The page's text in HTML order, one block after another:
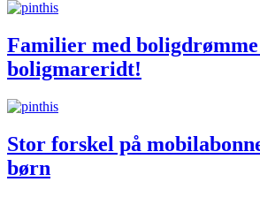
Familier med boligdrømme
boligmareridt!
Stor forskel på
børn